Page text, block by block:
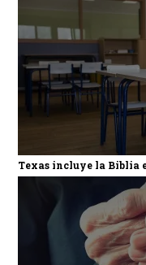
Texas incluye la Biblia